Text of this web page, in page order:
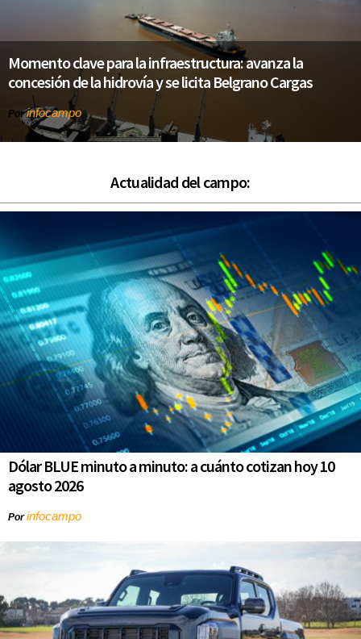
Momento clave para la infraestructura: avanza la
concesión de la hidrovía y se licita Belgrano Cargas
Porinfocampo
Actualidad del campo:
Dólar BLUE minuto a minuto: a cuánto cotizan hoy 10
agosto 2026
Porinfocampo